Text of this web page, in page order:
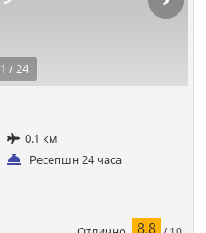
1 / 24
0.1 км
Ресепшн 24 часа
8.8